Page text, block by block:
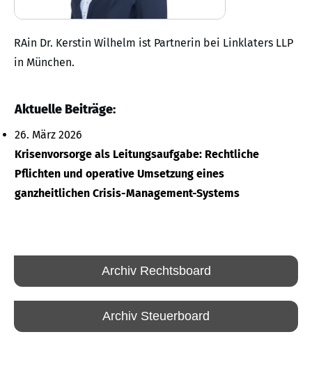
RAin Dr. Kerstin Wilhelm ist Partnerin bei Linklaters LLP
in München.
Aktuelle Beiträge:
26. März 2026
Krisenvorsorge als Leitungsaufgabe: Rechtliche
Pflichten und operative Umsetzung eines
ganzheitlichen Crisis-Management-Systems
Archiv Rechtsboard
Archiv Steuerboard